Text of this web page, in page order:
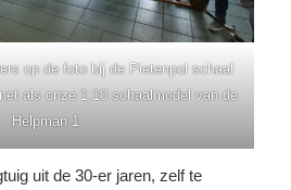
op de foto bij de Pietenpol schaal
als onze 1:10 schaalmodel van de
Helpman 1.
uit de 30-er jaren, zelf te